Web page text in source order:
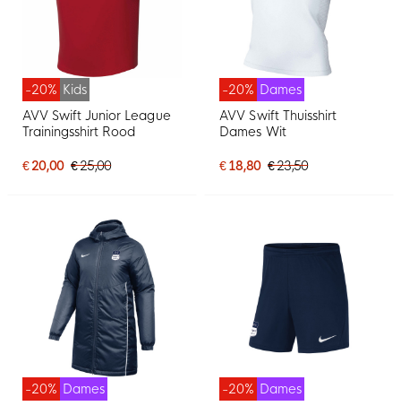
-20% Kids
AVV Swift Junior League
Trainingsshirt Rood
€ 20,00 € 25,00
-20% Dames
AVV Swift Thuisshirt
Dames Wit
€ 18,80 € 23,50
-20% Dames
-20% Dames